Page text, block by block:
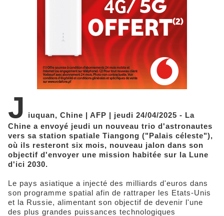
J
iuquan, Chine | AFP | jeudi 24/04/2025 - La
Chine a envoyé jeudi un nouveau trio d'astronautes
vers sa station spatiale Tiangong ("Palais céleste"),
où ils resteront six mois, nouveau jalon dans son
objectif d'envoyer une mission habitée sur la Lune
d'ici 2030.
Le pays asiatique a injecté des milliards d'euros dans
son programme spatial afin de rattraper les Etats-Unis
et la Russie, alimentant son objectif de devenir l'une
des plus grandes puissances technologiques